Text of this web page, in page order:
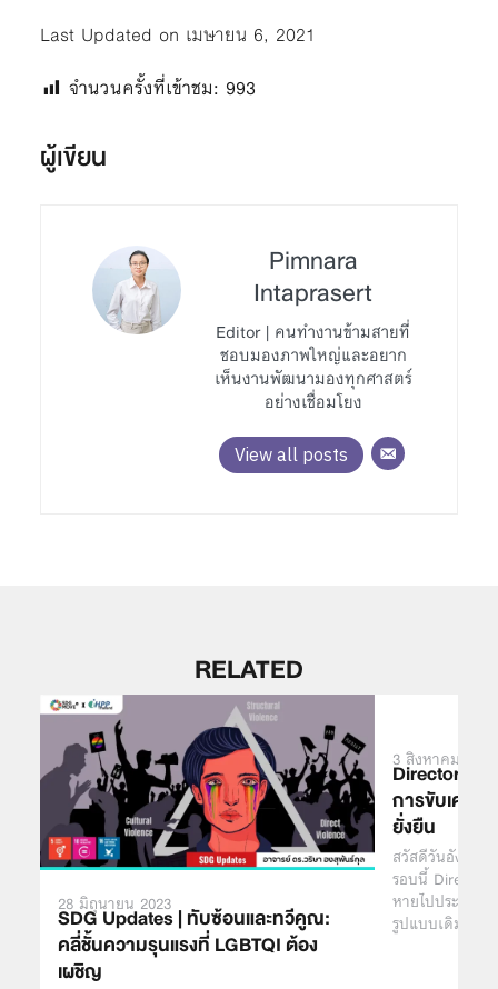
Last Updated on เมษายน 6, 2021
จำนวนครั้งที่เข้าชม: 993
ผู้เขียน
Pimnara
Intaprasert
Editor | คนทำงานข้ามสายที่
ชอบมองภาพใหญ่และอยาก
เห็นงานพัฒนามองทุกศาสตร์
อย่างเชื่อมโยง
View all posts
RELATED
28 มิถุนายน 2023
SDG Updates | ทับซ้อนและทวีคูณ:
คลี่ชั้นความรุนแรงที่ LGBTQI ต้อง
เผชิญ
3 สิงหาคม 2021
Director’s
การขับเคลื่
ยั่งยืน
สวัสดีวันอังคาร
รอบนี้
หายไปประมาณ
รูปแบบเดิม โด